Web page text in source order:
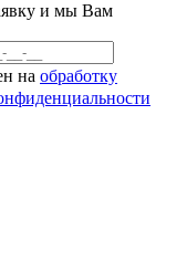
и мы Вам
на обработку